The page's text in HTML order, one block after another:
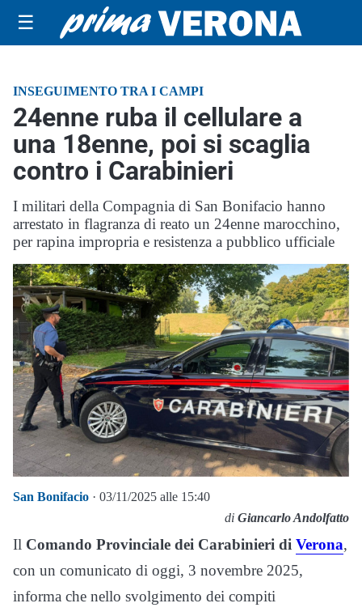
☰
INSEGUIMENTO TRA I CAMPI
24enne ruba il cellulare a
una 18enne, poi si scaglia
contro i Carabinieri
I militari della Compagnia di San Bonifacio hanno
arrestato in flagranza di reato un 24enne marocchino,
per rapina impropria e resistenza a pubblico ufficiale
San Bonifacio · 03/11/2025 alle 15:40
di Giancarlo Andolfatto
Il Comando Provinciale dei Carabinieri di Verona,
con un comunicato di oggi, 3 novembre 2025,
informa che nello svolgimento dei compiti